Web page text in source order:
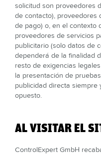
solicitud son proveedores
de contacto), proveedores
de pago) o, en el contexto
proveedores de servicios
publicitario (solo datos de
dependerá de la finalidad
resto de exigencias
la presentación de
publicidad directa siempre
opuesto.
AL VISITAR EL
ControlExpert GmbH